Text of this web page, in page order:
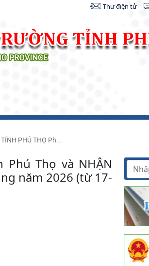
Thư điện tử
PHÚ THỌ Ph...
Thọ và NHẬN
năm 2026 (từ 17-
Tìm kiếm